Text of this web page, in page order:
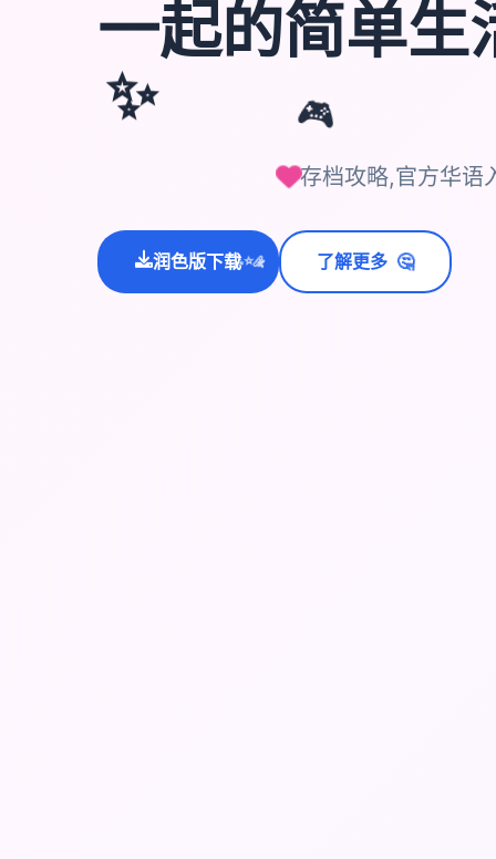
🎮
一起的简单
✨
存档攻略,官方华语
润色版下载
✨⭐💫 了解更多 🤔